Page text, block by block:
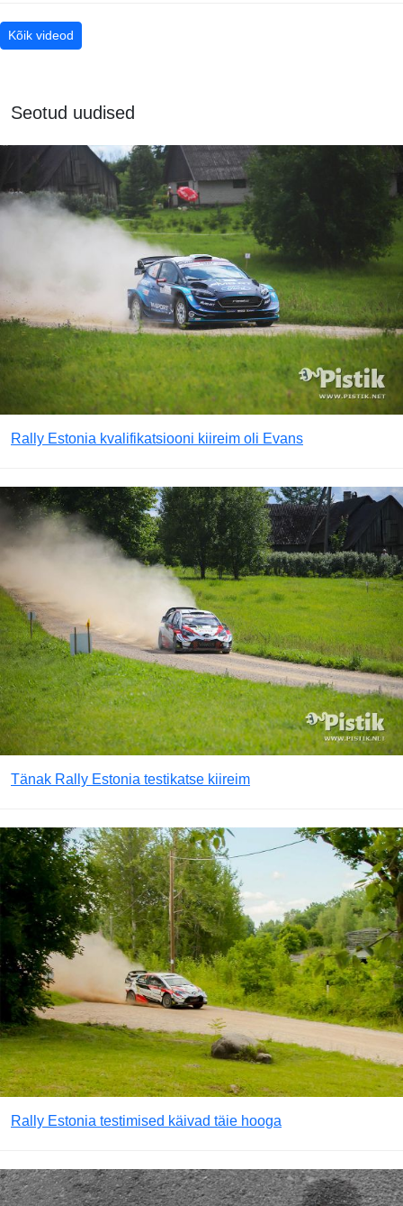
Kõik videod
Seotud uudised
Rally Estonia kvalifikatsiooni kiireim oli Evans
Tänak Rally Estonia testikatse kiireim
Rally Estonia testimised käivad täie hooga